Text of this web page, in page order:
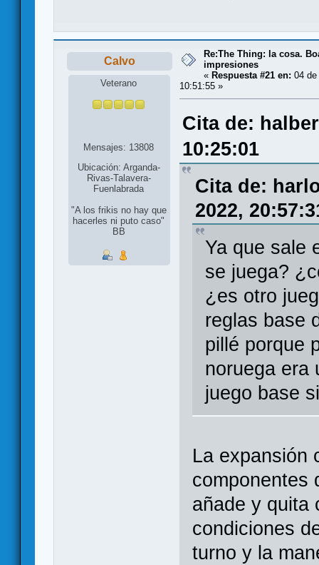
Calvo
Veterano
Mensajes: 13808
Ubicación: Arganda-
Rivas-Talavera-
Fuenlabrada
"A los frikis no hay que
hacerles ni puto caso"
BB
Re:The Thing: la cosa.
impresiones
« Respuesta #21 en: 04
10:51:55 »
Cita de:
10:25:01
Cita de:
2022,
Ya que sale
se juega?
¿es otro
reglas base
pillé porque
noruega era
juego base
La expansión
componentes
añade y quita
condiciones
turno y la